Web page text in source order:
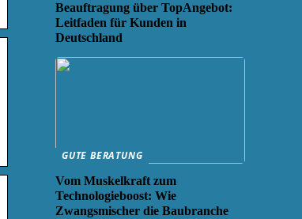
Beauftragung über TopAngebot:
Leitfaden für Kunden in
Deutschland
GUTE BERATUNG
Vom Muskelkraft zum
Technologieboost: Wie
Zwangsmischer die Baubranche